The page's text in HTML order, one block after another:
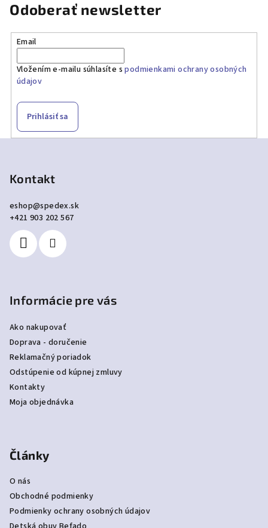
Odoberať newsletter
Email
Vložením e-mailu súhlasíte spodmienkami ochrany osobných
údajov
Prihlásiť sa
Kontakt
eshop@spedex.sk
+421 903 202 567
Informácie pre vás
Ako nakupovať
Doprava - doručenie
Reklamačný poriadok
Odstúpenie od kúpnej zmluvy
Kontakty
Moja objednávka
Články
O nás
Obchodné podmienky
Podmienky ochrany osobných údajov